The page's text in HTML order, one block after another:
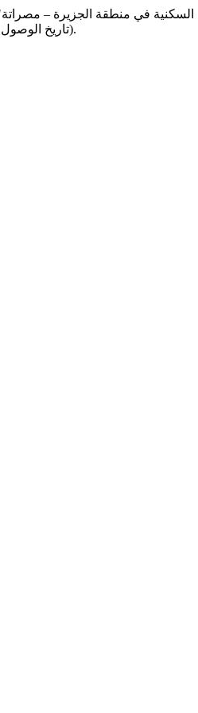
(تاريخ الوصول: 8 أغسطس 2026).